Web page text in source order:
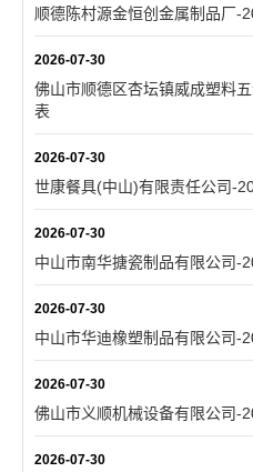
顺德陈村源金恒创金属制品厂-
2026-07-30
佛山市顺德区杏坛镇威成塑料
表
2026-07-30
世康餐具(中山)有限责任公司-
2026-07-30
中山市南华搪瓷制品有限公司-
2026-07-30
中山市华迪橡塑制品有限公司-
2026-07-30
佛山市义顺机械设备有限公司-
2026-07-30